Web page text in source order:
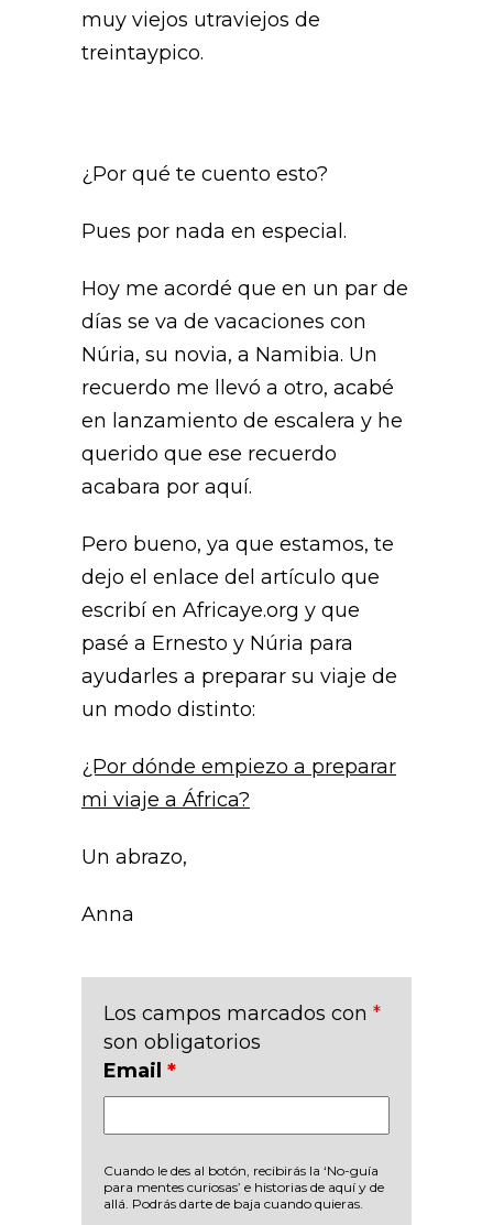
muy viejos utraviejos de
treintaypico.
¿Por qué te cuento esto?
Pues por nada en especial.
Hoy me acordé que en un par de
días se va de vacaciones con
Núria, su novia, a Namibia. Un
recuerdo me llevó a otro, acabé
en lanzamiento de escalera y he
querido que ese recuerdo
acabara por aquí.
Pero bueno, ya que estamos, te
dejo el enlace del artículo que
escribí en Africaye.org y que
pasé a Ernesto y Núria para
ayudarles a preparar su viaje de
un modo distinto:
¿Por dónde empiezo a preparar
mi viaje a África?
Un abrazo,
Anna
Los campos marcados con *
son obligatorios
Email *
Cuando le des al botón, recibirás la ‘No-guía
para mentes curiosas’ e historias de aquí y de
allá. Podrás darte de baja cuando quieras.